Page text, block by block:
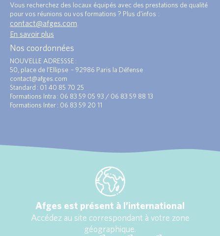
Vous recherchez des locaux équipés avec des prestations de qualité
pour vos réunions ou vos formations ? Plus d’infos :
contact@afges.com
En savoir plus
Nos coordonnées
NOUVELLE ADRESSSE :
50, place de l’Ellipse – 92986 Paris la Défense
contact@afges.com
Standard : 01 40 85 70 25
Formations Intra : 06 83 59 05 93 / 06 83 59 88 13
Formations Inter : 06 83 59 20 11
Afges est présent à l’international
Accédez au site correspondant à votre zone
géographique.